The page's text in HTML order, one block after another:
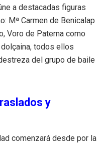
a destacadas figuras
Mª Carmen de Benicalap
Voro de Paterna como
todos ellos
del grupo de baile
y
comenzará desde por la